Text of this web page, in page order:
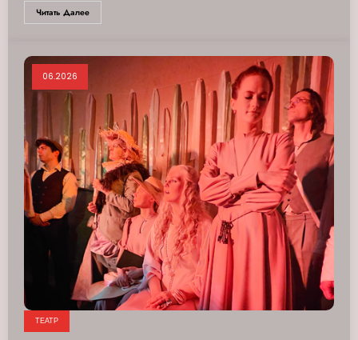
Читать Далее
06.2026
ТЕАТР